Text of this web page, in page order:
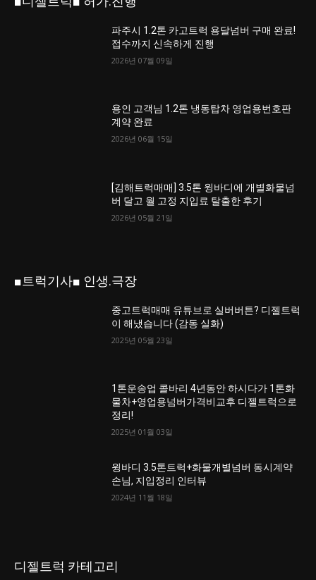
파주시 1.2톤 카고트럭 용달넘버 구매 완료!
접수까지 신속하게 진행
2026년 07월 09일
용인 고객님 1.2톤 냉동탑차 영업용번호판
계약 완료
2026년 06월 15일
[김해트럭매매] 3.5톤 윙바디에 개별화물넘
버 달고 월 고정 지입료 탈출한 후기
2026년 05월 21일
■트럭기사■ 인생.극장
중고트럭매매 유튜브로 실버버튼? 디젤트럭
이 해냈습니다 (감동 실화)
2025년 05월 23일
1톤운송업 콜바리 4년동안 하시다가 1톤화
물차+영업용넘버가격비교후 디젤트럭으로
정리!
2025년 01월 03일
윙바디 3.5톤트럭+화물개별넘버 동시계약
손님, 지입정리 인터뷰
2024년 11월 18일
디젤트럭 카테고리